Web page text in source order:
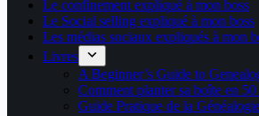
Le confinement expliqué à mon boss
Le Social selling expliqué à mon boss
Les médias sociaux expliqués à mon
Livres
A Beginner’s Guide to
Comment planter sa boîte en
Guide Pratique de la